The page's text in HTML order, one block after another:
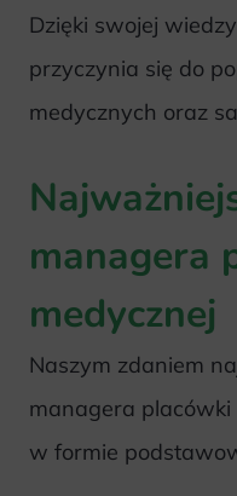
Dzięki swojej
przyczynia się do
medycznych oraz
managera
medycznej
Naszym zdaniem
managera placówki
w formie